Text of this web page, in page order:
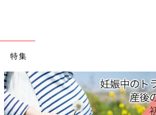
卒園までの3年間、夏休み冬休み春休みと、
本当に本当にありがたかったです！！
[三つ子まみれな毎日＃
の水遊び
特集